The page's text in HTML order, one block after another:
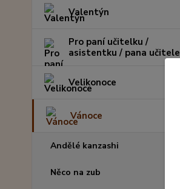
Valentýn
Pro paní učitelku /
asistentku / pana učitele
Velikonoce
Vánoce
Andělé kanzashi
Něco na zub